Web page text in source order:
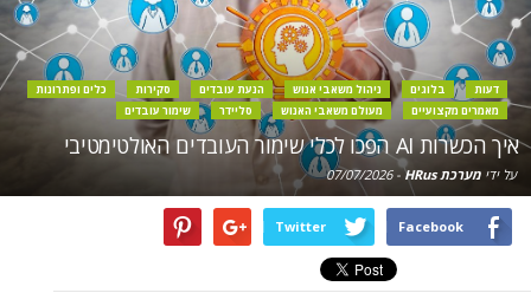
דעות בלוגים ניהול משאבי אנוש הנעת עובדים סקירות
כלים ופתרונות
מאמרים מקצועיים
מעולם משאבי האנוש סליידר שימור עובדים
איך הכשרות AI הפכו לכלי שימור העובדים האולטימטיבי
על ידי מערכת HRus -
07/07/2026
Facebook
Twitter